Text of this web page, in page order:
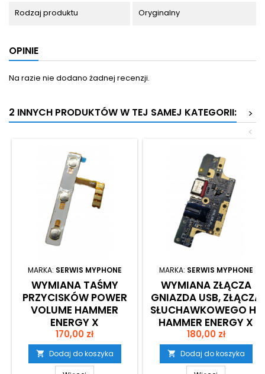
Rodzaj produktu Oryginalny
OPINIE
Na razie nie dodano żadnej recenzji.
2 INNYCH PRODUKTÓW W TEJ SAMEJ KATEGORII:
>
<
MARKA: SERWIS MYPHONE
WYMIANA TAŚMY
PRZYCISKÓW POWER
VOLUME HAMMER
ENERGY X
Cena
170,00 zł
 Dodaj do koszyka
MARKA: SERWIS MYPHONE
WYMIANA ZŁĄCZA
GNIAZDA USB, ZŁĄCZA
SŁUCHAWKOWEGO HF
HAMMER ENERGY X
Cena
180,00 zł
 Dodaj do koszyka